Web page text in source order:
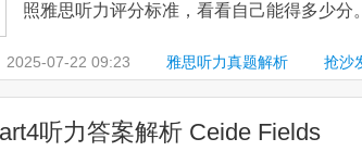
照雅思听力评分标准，看看自己能得多少分
2025-07-22 09:23 雅思听力真题解析 抢沙
听力答案解析 Ceide Fields